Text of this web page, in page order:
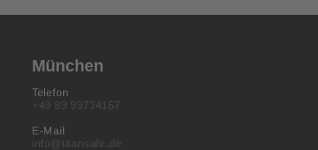
München
Telefon
+49 89 99734167
E-Mail
info@titansafe.de